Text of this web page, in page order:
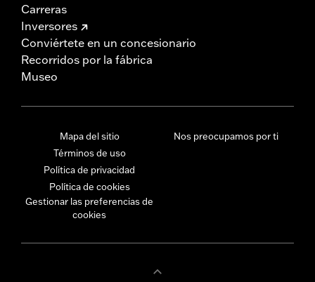
Carreras
Inversores
Conviértete en un concesionario
Recorridos por la fábrica
Museo
Mapa del sitio
Términos de uso
Política de privacidad
Política de cookies
Gestionar las preferencias de
cookies
Nos preocupamos por ti